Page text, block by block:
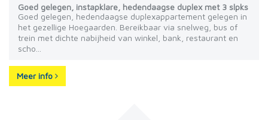
Goed gelegen, instapklare, hedendaagse duplex met 3 slpks
Goed gelegen, hedendaagse duplexappartement gelegen in
het gezellige Hoegaarden. Bereikbaar via snelweg, bus of
trein met dichte nabijheid van winkel, bank, restaurant en
scho...
Meer info